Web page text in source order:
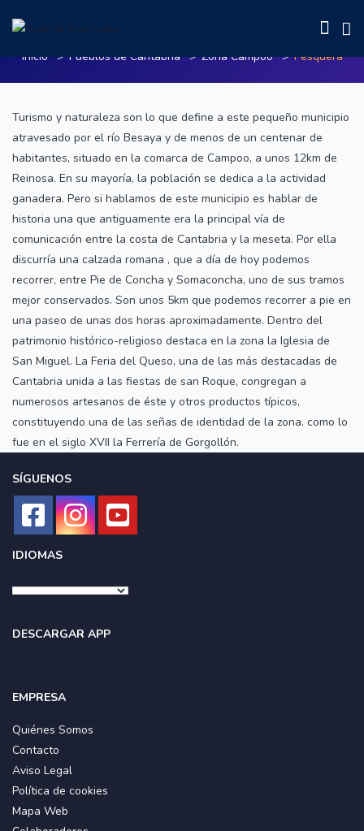
Inicio Pueblos de Cantabria Zona Campoo Pesquera
Turismo y naturaleza son lo que define a este pequeño municipio
atravesado por el río Besaya y de menos de un centenar de
habitantes, situado en la comarca de Campoo, a unos 12km de
Reinosa. En su mayoría, la población se dedica a la actividad
ganadera. Pero si hablamos de este municipio es hablar de
historia una que antiguamente era la principal vía de
comunicación entre la costa de Cantabria y la meseta. Por ella
discurría una calzada romana , que a día de hoy podemos
recorrer, entre Pie de Concha y Somaconcha, uno de sus tramos
mejor conservados. Son unos 5km que podemos recorrer a pie en
una paseo de unas dos horas aproximadamente. Dentro del
patrimonio histórico-religioso destaca en la zona la Iglesia de
San Miguel. La Feria del Queso, una de las más destacadas de
Cantabria unida a las fiestas de san Roque, congregan a
numerosos artesanos de éste y otros productos típicos,
constituyendo una de las señas de identidad de la zona. como lo
fue en el siglo XVII la Ferrería de Gorgollón.
SÍGUENOS
IDIOMAS
DESCARGAR APP
EMPRESA
Quiénes Somos
Contacto
Aviso Legal
Política de cookies
Mapa Web